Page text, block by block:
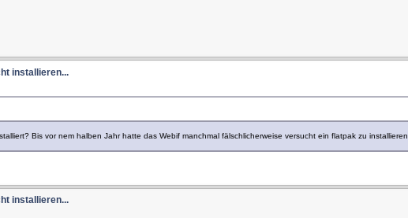
installieren...
Bis vor nem halben Jahr hatte das Webif manchmal fälschlicherweise versucht ein flatpak zu installieren.
installieren...